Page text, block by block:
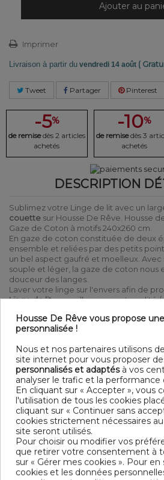
Ajouter au
Imprimer
Livraison à partir du vendredi 14 août (
Tweet Partager Pinterest
-5%
de remise dès 2 articles
achetés
-10%
de remise dès 3
achetés
DESCRIPTION
Sublimez votre Linge de lit avec un
couette sur Housse De Rêve. Housse
Gaze de Coton à motifs 240x260 cm.
En gaze de coton constituée de deux
ensemble et reliées par des petits
un bel aspect gaufré et moelleux.
souple et léger, la gaze de coton nous
douceur des langes.
Laver votre linge sur l'envers afin de
Linge de litau meilleur rapport qualité /
100% Coton Double gaze de coton
Ouverture à boutonnières +
possible - Pas de repassage
Contenu
1 housse de couette 260x240 cm
DESCRIPTIF
Certification
OEKO-TEX®
TRAITEMENT
Longueur 240
Housse De Rêve vous propose
personnalisée !
Nous et nos partenaires utilisons
site internet pour vous proposer
personnalisés et adaptésà vos
analyser le trafic et la performance
En cliquant sur « Accepter », vous
l'utilisation de tous les cookies
cliquant sur « Continuer sans
cookies strictement nécessaires
site seront utilisés.
Pour choisir ou modifier vos
que retirer votre consentement à
sur « Gérer mes cookies ». Pour en
cookies et les données